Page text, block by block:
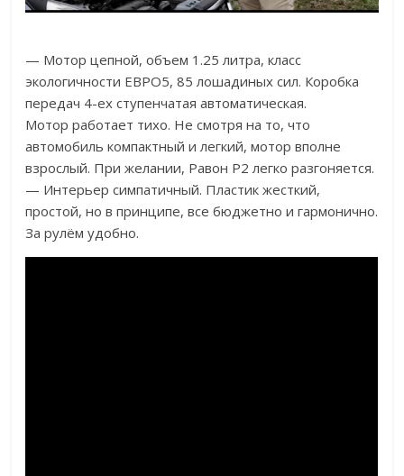
— Мотор цепной, объем 1.25 литра, класс
экологичности ЕВРО5, 85 лошадиных сил. Коробка
передач 4-ех ступенчатая автоматическая.
Мотор работает тихо. Не смотря на то, что
автомобиль компактный и легкий, мотор вполне
взрослый. При желании, Равон Р2 легко разгоняется.
— Интерьер симпатичный. Пластик жесткий,
простой, но в принципе, все бюджетно и гармонично.
За рулём удобно.